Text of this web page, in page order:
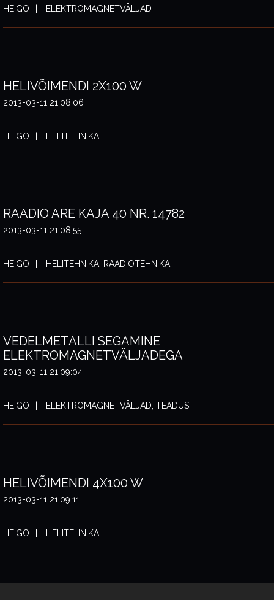
HEIGO ELEKTROMAGNETVÄLJAD
HELIVÕIMENDI 2X100 W
2013-03-11 21:08:06
HEIGO HELITEHNIKA
RAADIO ARE KAJA 40 NR. 14782
2013-03-11 21:08:55
HEIGO HELITEHNIKA, RAADIOTEHNIKA
VEDELMETALLI SEGAMINE
ELEKTROMAGNETVÄLJADEGA
2013-03-11 21:09:04
HEIGO ELEKTROMAGNETVÄLJAD, TEADUS
HELIVÕIMENDI 4X100 W
2013-03-11 21:09:11
HEIGO HELITEHNIKA